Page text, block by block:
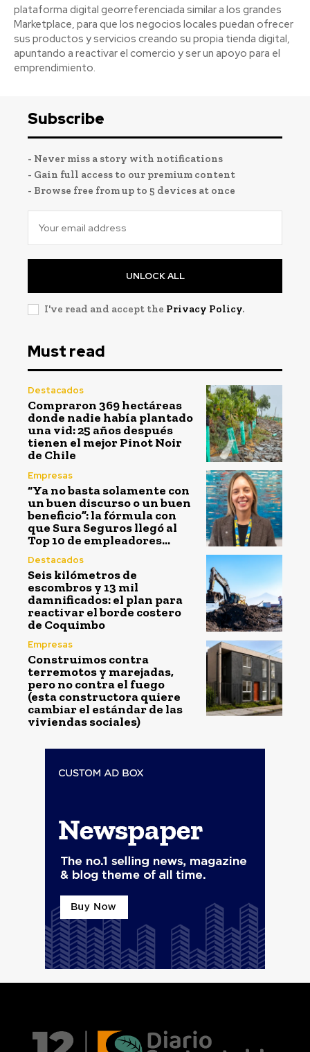
plataforma digital georreferenciada similar a los grandes
Marketplace, para que los negocios locales puedan ofrecer
sus productos y servicios creando su propia tienda digital,
apuntando a reactivar el comercio y ser un apoyo para el
emprendimiento.
Subscribe
- Never miss a story with notifications
- Gain full access to our premium content
- Browse free from up to 5 devices at once
UNLOCK ALL
I've read and accept the Privacy Policy.
Must read
Destacados
Compraron 369 hectáreas
donde nadie había plantado
una vid: 25 años después
tienen el mejor Pinot Noir
de Chile
Empresas
“Ya no basta solamente con
un buen discurso o un buen
beneficio”: la fórmula con
que Sura Seguros llegó al
Top 10 de empleadores...
Destacados
Seis kilómetros de
escombros y 13 mil
damnificados: el plan para
reactivar el borde costero
de Coquimbo
Empresas
Construimos contra
terremotos y marejadas,
pero no contra el fuego
(esta constructora quiere
cambiar el estándar de las
viviendas sociales)